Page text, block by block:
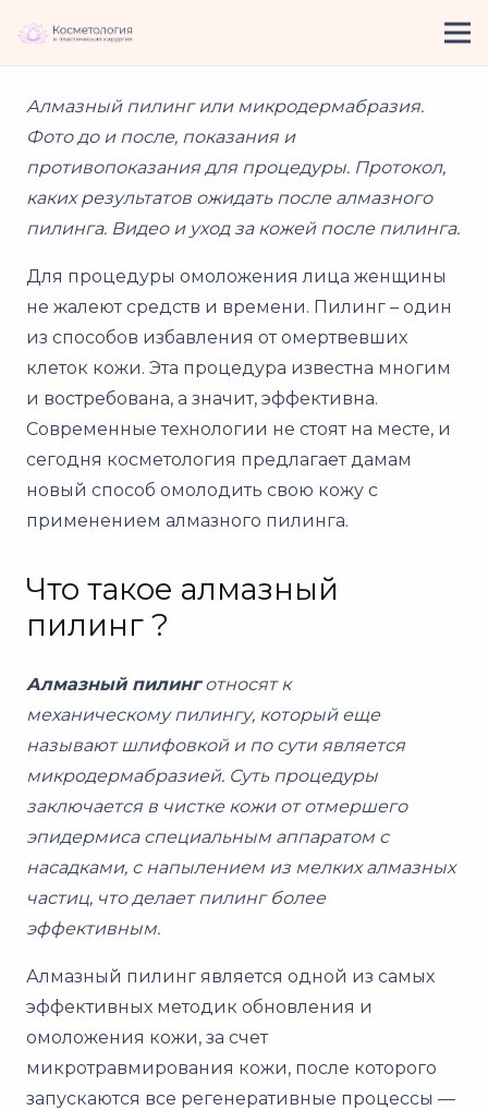
Алмазный пилинг или микродермабразия.
Фото до и после, показания и
противопоказания для процедуры. Протокол,
каких результатов ожидать после алмазного
пилинга. Видео и уход за кожей после пилинга.
Для процедуры омоложения лица женщины
не жалеют средств и времени. Пилинг – один
из способов избавления от омертвевших
клеток кожи. Эта процедура известна многим
и востребована, а значит, эффективна.
Современные технологии не стоят на месте, и
сегодня косметология предлагает дамам
новый способ омолодить свою кожу с
применением алмазного пилинга.
Что такое алмазный
пилинг ?
Алмазный пилинготносят к
механическому пилингу, который еще
называют шлифовкой и по сути является
микродермабразией. Суть процедуры
заключается в чистке кожи от отмершего
эпидермиса специальным аппаратом с
насадками, с напылением из мелких алмазных
частиц, что делает пилинг более
эффективным.
Алмазный пилинг является одной из самых
эффективных методик обновления и
омоложения кожи, за счет
микротравмирования кожи, после которого
запускаются все регенеративные процессы —